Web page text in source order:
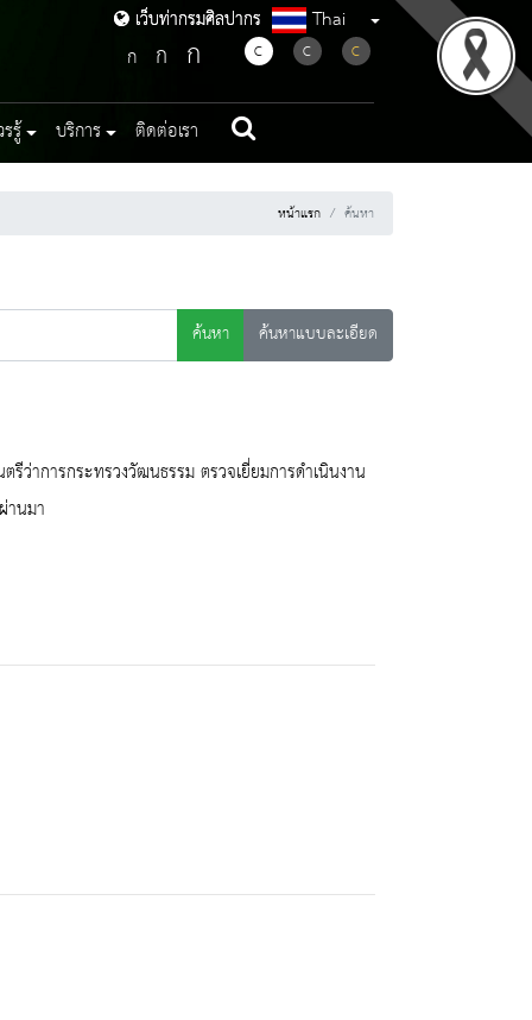
เว็บท่ากรมศิลปากร
เว็บท่ากรมศิลปากร Thai
ก ก ก C C C
รู้ บริการ ติดต่อเรา
หน้าแรก ค้นหา
ค้นหา
ค้นหาแบบละเอียด
าการกระทรวงวัฒนธรรม ตรวจเยี่ยมการดำเนินงาน
นมา